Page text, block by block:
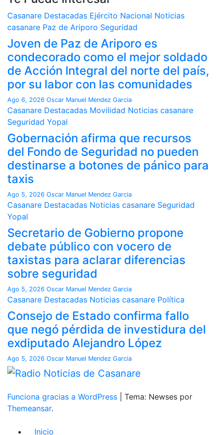
Casanare Destacadas Ejército Nacional Noticias
casanare Paz de Ariporo Seguridad
Joven de Paz de Ariporo es
condecorado como el mejor soldado
de Acción Integral del norte del país,
por su labor con las comunidades
Ago 6, 2026 Oscar Manuel Mendez Garcia
Casanare Destacadas Movilidad Noticias casanare
Seguridad Yopal
Gobernación afirma que recursos
del Fondo de Seguridad no pueden
destinarse a botones de pánico para
taxis
Ago 5, 2026 Oscar Manuel Mendez Garcia
Casanare Destacadas Noticias casanare Seguridad
Yopal
Secretario de Gobierno propone
debate público con vocero de
taxistas para aclarar diferencias
sobre seguridad
Ago 5, 2026 Oscar Manuel Mendez Garcia
Casanare Destacadas Noticias casanare Política
Consejo de Estado confirma fallo
que negó pérdida de investidura del
exdiputado Alejandro López
Ago 5, 2026 Oscar Manuel Mendez Garcia
Funciona gracias a WordPress
Tema: Newses por
Themeansar.
Inicio